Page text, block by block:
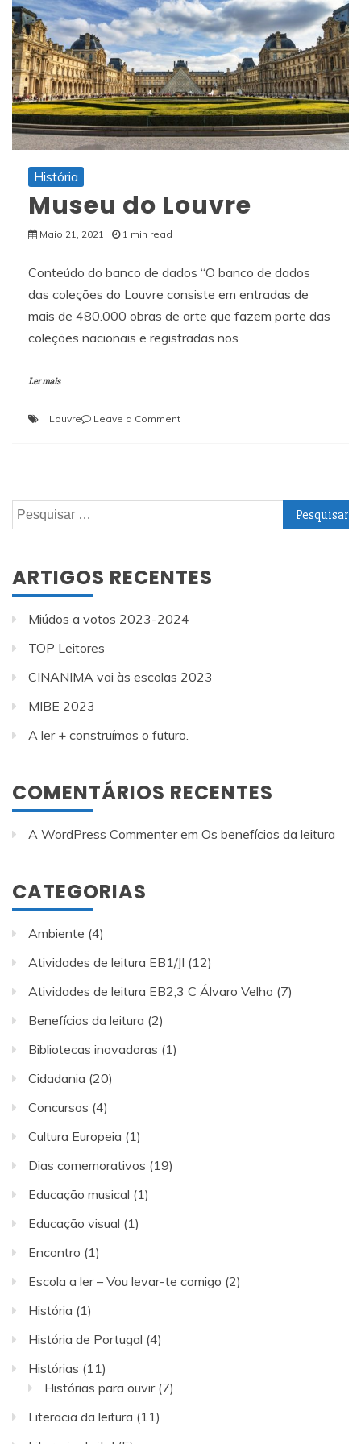
História
Museu do Louvre
Maio 21, 2021 1 min read
Conteúdo do banco de dados “O banco de dados
das coleções do Louvre consiste em entradas de
mais de 480.000 obras de arte que fazem parte das
coleções nacionais e registradas nos
Ler mais
Louvre Leave a Commenton
Pesquisar
por:
ARTIGOS RECENTES
Miúdos a votos 2023-2024
TOP Leitores
CINANIMA vai às escolas 2023
MIBE 2023
A ler + construímos o futuro.
COMENTÁRIOS RECENTES
A WordPress Commenterem Os benefícios da leitura
CATEGORIAS
Ambiente (4)
Atividades de leitura EB1/JI (12)
Atividades de leitura EB2,3 C Álvaro Velho (7)
Benefícios da leitura (2)
Bibliotecas inovadoras (1)
Cidadania (20)
Concursos (4)
Cultura Europeia (1)
Dias comemorativos (19)
Educação musical (1)
Educação visual (1)
Encontro (1)
Escola a ler – Vou levar-te comigo (2)
História (1)
História de Portugal (4)
Histórias (11)
Histórias para ouvir(7)
Literacia da leitura (11)